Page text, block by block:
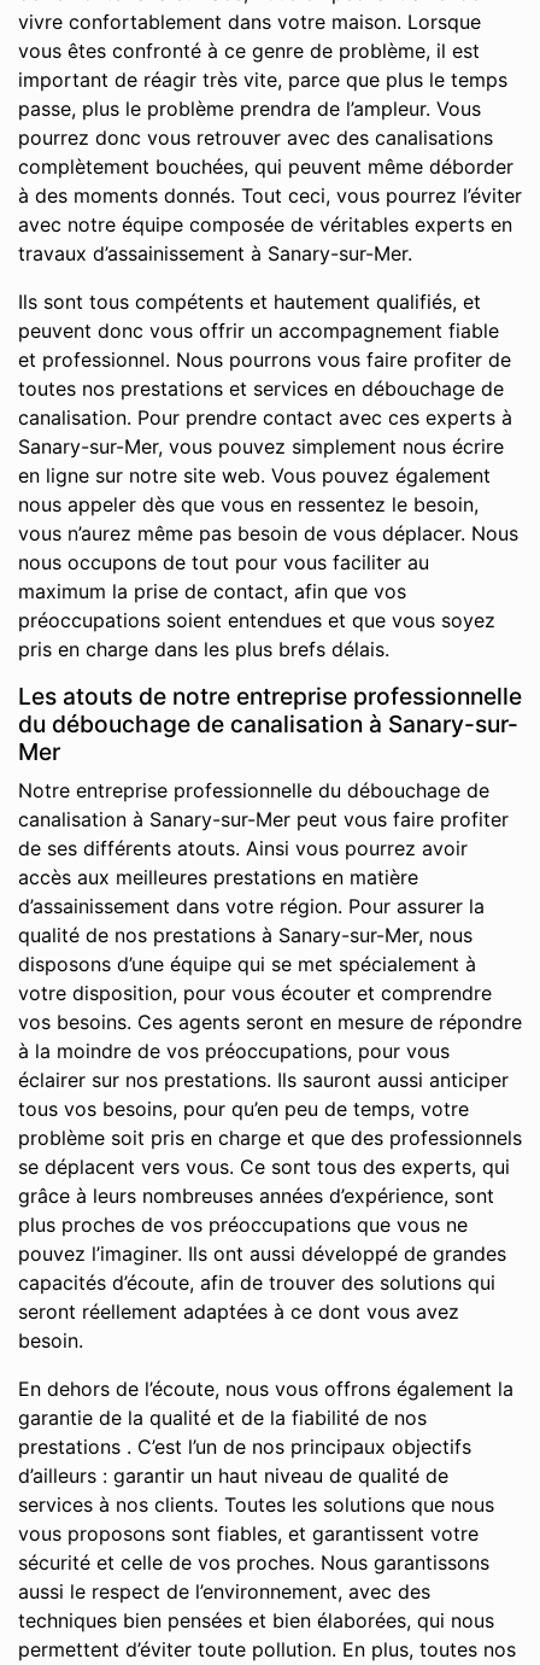
vivre confortablement dans votre maison. Lorsque
vous êtes confronté à ce genre de problème, il est
important de réagir très vite, parce que plus le temps
passe, plus le problème prendra de l’ampleur. Vous
pourrez donc vous retrouver avec des canalisations
complètement bouchées, qui peuvent même déborder
à des moments donnés. Tout ceci, vous pourrez l’éviter
avec notre équipe composée de véritables experts en
travaux d’assainissement à Sanary-sur-Mer.
Ils sont tous compétents et hautement qualifiés, et
peuvent donc vous offrir un accompagnement fiable
et professionnel. Nous pourrons vous faire profiter de
toutes nos prestations et services en débouchage de
canalisation. Pour prendre contact avec ces experts à
Sanary-sur-Mer, vous pouvez simplement nous écrire
en ligne sur notre site web. Vous pouvez également
nous appeler dès que vous en ressentez le besoin,
vous n’aurez même pas besoin de vous déplacer. Nous
nous occupons de tout pour vous faciliter au
maximum la prise de contact, afin que vos
préoccupations soient entendues et que vous soyez
pris en charge dans les plus brefs délais.
Les atouts de notre entreprise professionnelle
du débouchage de canalisation à Sanary-sur-
Mer
Notre entreprise professionnelle du débouchage de
canalisation à Sanary-sur-Mer peut vous faire profiter
de ses différents atouts. Ainsi vous pourrez avoir
accès aux meilleures prestations en matière
d’assainissement dans votre région. Pour assurer la
qualité de nos prestations à Sanary-sur-Mer, nous
disposons d’une équipe qui se met spécialement à
votre disposition, pour vous écouter et comprendre
vos besoins. Ces agents seront en mesure de répondre
à la moindre de vos préoccupations, pour vous
éclairer sur nos prestations. Ils sauront aussi anticiper
tous vos besoins, pour qu’en peu de temps, votre
problème soit pris en charge et que des professionnels
se déplacent vers vous. Ce sont tous des experts, qui
grâce à leurs nombreuses années d’expérience, sont
plus proches de vos préoccupations que vous ne
pouvez l’imaginer. Ils ont aussi développé de grandes
capacités d’écoute, afin de trouver des solutions qui
seront réellement adaptées à ce dont vous avez
besoin.
En dehors de l’écoute, nous vous offrons également la
garantie de la qualité et de la fiabilité de nos
prestations . C’est l’un de nos principaux objectifs
d’ailleurs : garantir un haut niveau de qualité de
services à nos clients. Toutes les solutions que nous
vous proposons sont fiables, et garantissent votre
sécurité et celle de vos proches. Nous garantissons
aussi le respect de l’environnement, avec des
techniques bien pensées et bien élaborées, qui nous
permettent d’éviter toute pollution. En plus, toutes nos